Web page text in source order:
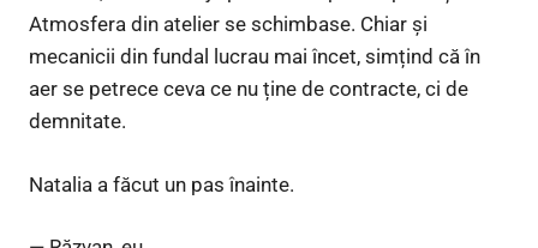
Atmosfera din atelier se schimbase. Chiar și
mecanicii din fundal lucrau mai încet, simțind că în
aer se petrece ceva ce nu ține de contracte, ci de
demnitate.
Natalia a făcut un pas înainte.